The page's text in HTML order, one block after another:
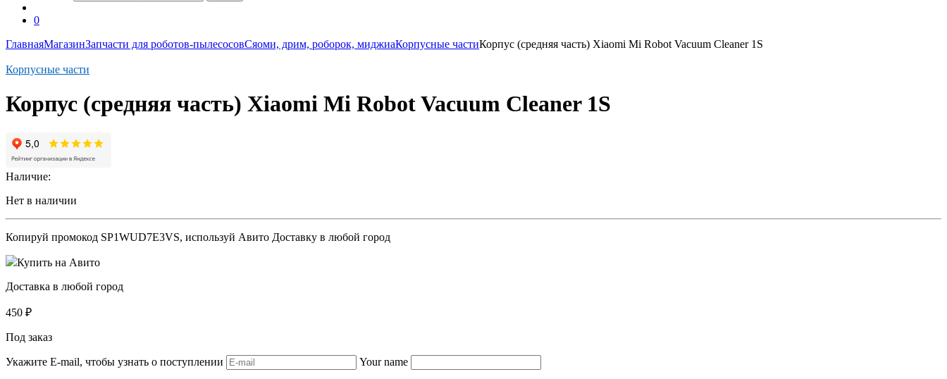
0
ГлавнаяМагазинЗапчасти для роботов-пылесосовСяоми, дрим, роборок, миджиаКорпусные частиКорпус (средняя часть) Xiaomi Mi Robot Vacuum Cleaner 1S
Корпусные части
Корпус (средняя часть) Xiaomi Mi Robot Vacuum Cleaner 1S
Наличие:
Нет в наличии
Копируй промокод SP1WUD7E3VS, используй Авито Доставку в любой город
Купить на Авито
Доставка в любой город
450 ₽
Под заказ
Укажите E-mail, чтобы узнать о поступлении Your name